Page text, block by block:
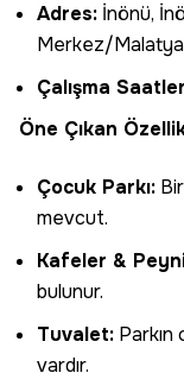
Adres: İnönü,
Merkez/Malatya
Çalışma
Öne Çıkan
Çocuk Parkı:
mevcut.
Kafeler &
bulunur.
Tuvalet:
vardır.